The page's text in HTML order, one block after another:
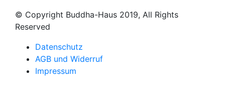
© Copyright Buddha-Haus 2019, All Rights
Reserved
Datenschutz
AGB und Widerruf
Impressum